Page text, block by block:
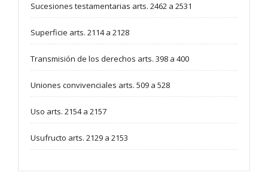
Sucesiones testamentarias arts. 2462 a 2531
Superficie arts. 2114 a 2128
Transmisión de los derechos arts. 398 a 400
Uniones convivenciales arts. 509 a 528
Uso arts. 2154 a 2157
Usufructo arts. 2129 a 2153